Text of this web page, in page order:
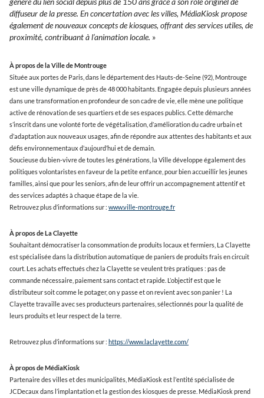
diffuseur de la presse. En concertation avec les villes, MédiaKiosk propose
également de nouveaux concepts de kiosques, offrant des services utiles, de
proximité, contribuant à l’animation locale. »
À propos de la Ville de Montrouge
Située aux portes de Paris, dans le département des Hauts-de-Seine (92), Montrouge
est une ville dynamique de près de 48 000 habitants. Engagée depuis plusieurs années
dans une transformation en profondeur de son cadre de vie, elle mène une politique
active de rénovation de ses quartiers et de ses espaces publics. Cette démarche
s’inscrit dans une volonté forte de végétalisation, d’amélioration du cadre urbain et
d’adaptation aux nouveaux usages, afin de répondre aux attentes des habitants et aux
défis environnementaux d’aujourd’hui et de demain.
Soucieuse du bien-vivre de toutes les générations, la Ville développe également des
politiques volontaristes en faveur de la petite enfance, pour bien accueillir les jeunes
familles, ainsi que pour les seniors, afin de leur offrir un accompagnement attentif et
des services adaptés à chaque étape de la vie.
Retrouvez plus d’informations sur : www.ville-montrouge.fr
À propos de La Clayette
Souhaitant démocratiser la consommation de produits locaux et fermiers, La Clayette
est spécialisée dans la distribution automatique de paniers de produits frais en circuit
court. Les achats effectués chez la Clayette se veulent très pratiques : pas de
commande nécessaire, paiement sans contact et rapide. L’objectif est que le
distributeur soit comme le potager, on y passe et on revient avec son panier ! La
Clayette travaille avec ses producteurs partenaires, sélectionnés pour la qualité de
leurs produits et leur respect de la terre.
Retrouvez plus d’informations sur : https://www.laclayette.com/
À propos de MédiaKiosk
Partenaire des villes et des municipalités, MédiaKiosk est l’entité spécialisée de
JCDecaux dans l’implantation et la gestion des kiosques de presse. MédiaKiosk prend